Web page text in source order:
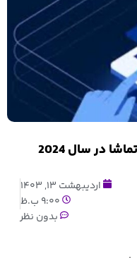
اردیبهشت 13, 1403
9:00 ب.ظ
بدون نظر